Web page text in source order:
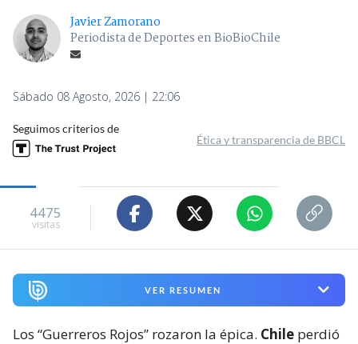
Javier Zamorano
Periodista de Deportes en BioBioChile
Sábado 08 Agosto, 2026 | 22:06
Seguimos criterios de
Ética y transparencia de BBCL
4475
visitas
VER RESUMEN
Los “Guerreros Rojos” rozaron la épica. Chile perdió